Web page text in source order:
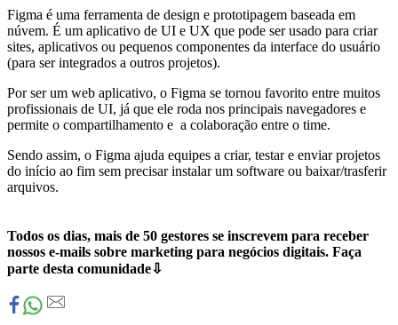
Figma é uma ferramenta de design e prototipagem baseada em
núvem. É um aplicativo de UI e UX que pode ser usado para criar
sites, aplicativos ou pequenos componentes da interface do usuário
(para ser integrados a outros projetos).
Por ser um web aplicativo, o Figma se tornou favorito entre muitos
profissionais de UI, já que ele roda nos principais navegadores e
permite o compartilhamento e a colaboração entre o time.
Sendo assim, o Figma ajuda equipes a criar, testar e enviar projetos
do início ao fim sem precisar instalar um software ou baixar/trasferir
arquivos.
Todos os dias, mais de 50 gestores se inscrevem para receber
nossos e-mails sobre marketing para negócios digitais. Faça
parte desta comunidade⇩